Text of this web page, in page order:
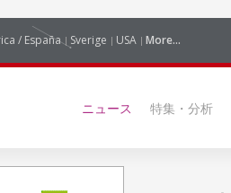
/ España Sverige USA More...
ニュース 特集・分析